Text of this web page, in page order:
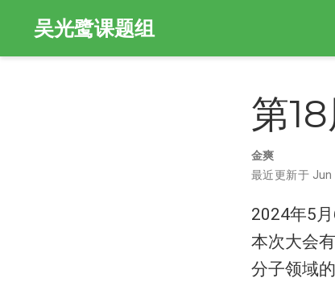
吴光鹭课题组
第
金爽
最近更新于 Jun
2024年5
本次大会
分子领域